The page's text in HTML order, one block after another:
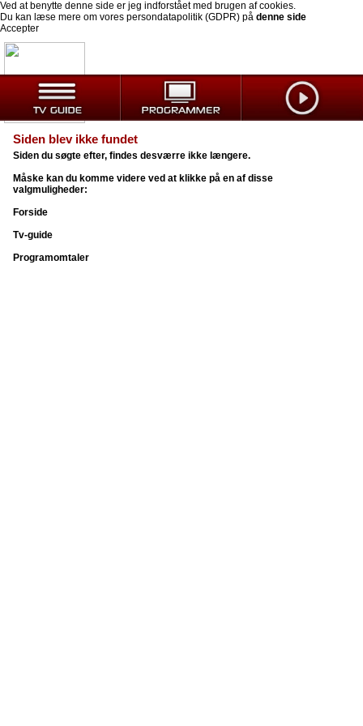
Ved at benytte denne side er jeg indforstået med brugen af cookies.
Du kan læse mere om vores persondatapolitik (GDPR) på denne side
Accepter
Siden blev ikke fundet
Siden du søgte efter, findes desværre ikke længere.
Måske kan du komme videre ved at klikke på en af disse
valgmuligheder:
Forside
Tv-guide
Programomtaler